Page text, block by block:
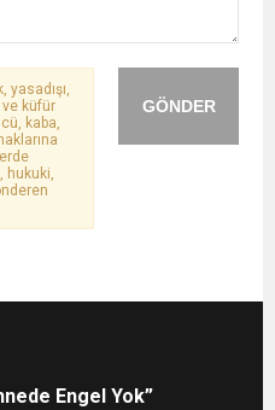
GÖNDER
yasadışı,
küfür
kaba,
hukuki,
Engel Yok”